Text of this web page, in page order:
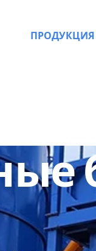
ПРОДУКЦИЯ